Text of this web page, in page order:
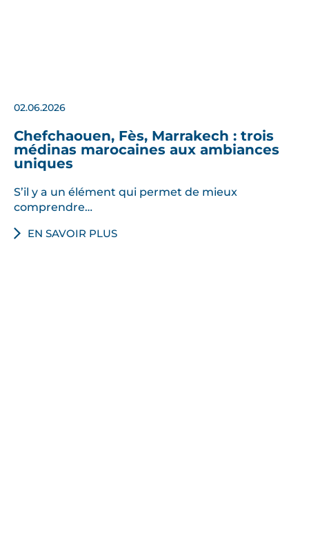
02.06.2026
Chefchaouen, Fès, Marrakech : trois
médinas marocaines aux ambiances
uniques
S’il y a un élément qui permet de mieux
comprendre…
EN SAVOIR PLUS